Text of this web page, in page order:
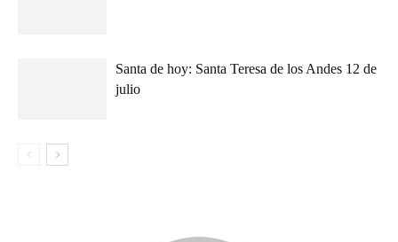
Santa de hoy: Santa Teresa de los Andes 12 de
julio